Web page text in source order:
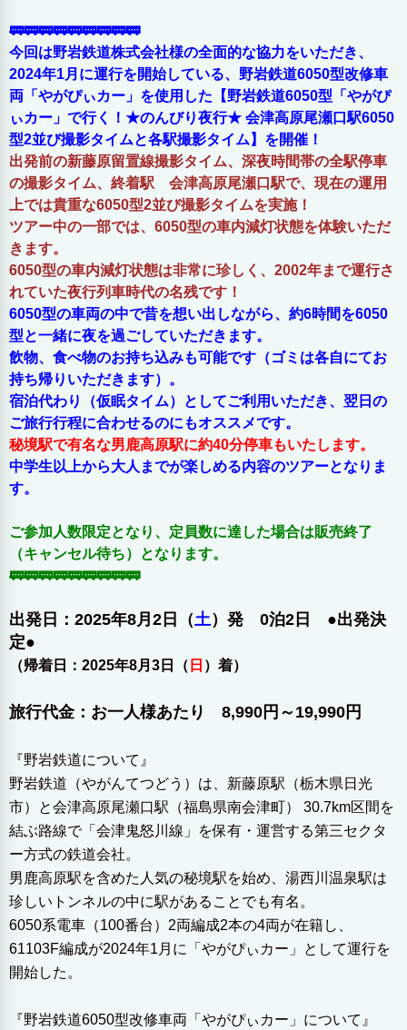
🚃🚃🚃🚃🚃🚃🚃🚃🚃
今回は野岩鉄道株式会社様の全面的な協力をいただき、
2024年1月に運行を開始している、野岩鉄道6050型改修車
両「やがぴぃカー」を使用した【野岩鉄道6050型「やがぴ
ぃカー」で行く！★のんびり夜行★ 会津高原尾瀬口駅6050
型2並び撮影タイムと各駅撮影タイム】を開催！
出発前の新藤原留置線撮影タイム、深夜時間帯の全駅停車
の撮影タイム、終着駅 会津高原尾瀬口駅で、現在の運用
上では貴重な6050型2並び撮影タイムを実施！
ツアー中の一部では、6050型の車内減灯状態を体験いただ
きます。
6050型の車内減灯状態は非常に珍しく、2002年まで運行さ
れていた夜行列車時代の名残です！
6050型の車両の中で昔を想い出しながら、約6時間を6050
型と一緒に夜を過ごしていただきます。
飲物、食べ物のお持ち込みも可能です（ゴミは各自にてお
持ち帰りいただきます）。
宿泊代わり（仮眠タイム）としてご利用いただき、翌日の
ご旅行行程に合わせるのにもオススメです。
秘境駅で有名な男鹿高原駅に約40分停車もいたします。
中学生以上から大人までが楽しめる内容のツアーとなりま
す。
ご参加人数限定となり、定員数に達した場合は販売終了
（キャンセル待ち）となります。
🚃🚃🚃🚃🚃🚃🚃🚃🚃
出発日：2025年8月2日（土）発 0泊2日 ●出発決
定●
（帰着日：2025年8月3日（ 日 ）着）
旅行代金：お一人様あたり 8,990円～19,990円
『野岩鉄道について』
野岩鉄道（やがんてつどう）は、新藤原駅（栃木県日光
市）と会津高原尾瀬口駅（福島県南会津町） 30.7km区間を
結ぶ路線で「会津鬼怒川線」を保有・運営する第三セクタ
ー方式の鉄道会社。
男鹿高原駅を含めた人気の秘境駅を始め、湯西川温泉駅は
珍しいトンネルの中に駅があることでも有名。
6050系電車（100番台）2両編成2本の4両が在籍し、
61103F編成が2024年1月に「やがぴぃカー」として運行を
開始した。
『野岩鉄道6050型改修車両「やがぴぃカー」について』